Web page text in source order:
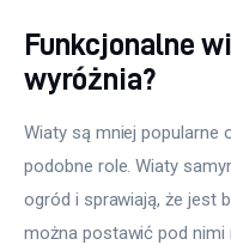
Funkcjonalne
wyróżnia?
Wiaty są mniej popularne
podobne role. Wiaty
ogród i sprawiają, że jest
można postawić pod nimi